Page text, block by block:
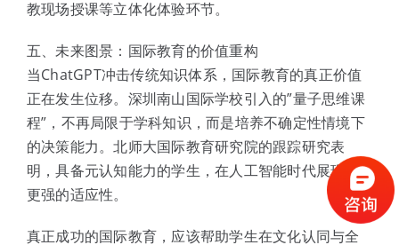
教现场授课等立体化体验环节。
五、未来图景：国际教育的价值重构
当ChatGPT冲击传统知识体系，国际教育的真正价值
正在发生位移。深圳南山国际学校引入的”量子思维课
程”，不再局限于学科知识，而是培养不确定性情境下
的决策能力。北师大国际教育研究院的跟踪研究表
明，具备元认知能力的学生，在人工智能时代展现出
更强的适应性。
真正成功的国际教育，应该帮助学生在文化认同与全